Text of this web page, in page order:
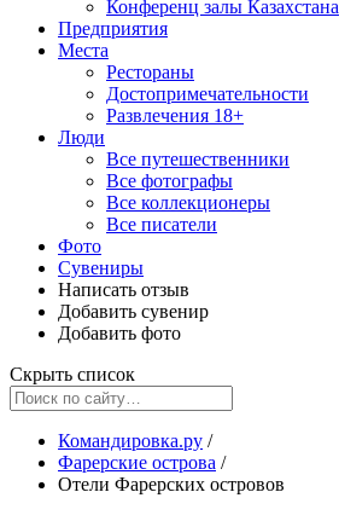
Конференц залы Казахстана
Предприятия
Места
Рестораны
Достопримечательности
Развлечения 18+
Люди
Все путешественники
Все фотографы
Все коллекционеры
Все писатели
Фото
Сувениры
Написать отзыв
Добавить сувенир
Добавить фото
Скрыть список
Командировка.ру /
Фарерские острова /
Отели Фарерских островов